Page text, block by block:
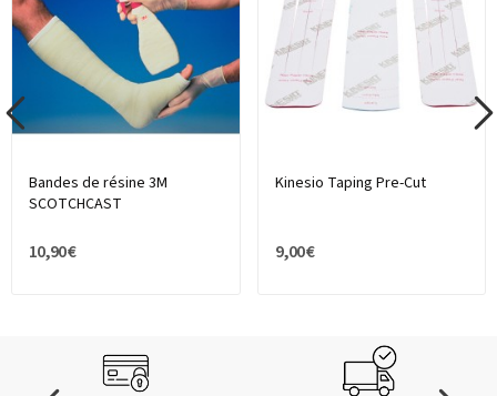
Bandes de résine 3M
SCOTCHCAST
10,90 €
Kinesio Taping Pre-Cut
9,00 €